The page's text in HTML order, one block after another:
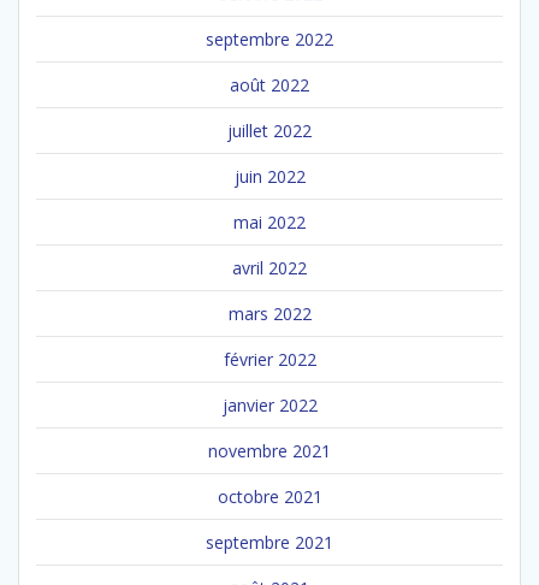
septembre 2022
août 2022
juillet 2022
juin 2022
mai 2022
avril 2022
mars 2022
février 2022
janvier 2022
novembre 2021
octobre 2021
septembre 2021